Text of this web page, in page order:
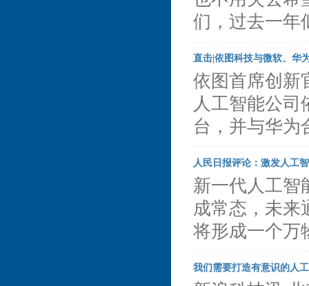
们，过去一年
直击|依图科技与微软、华
依图首席创新
人工智能公司
台，并与华为
人民日报评论：激发人工
新一代人工智
成常态，未来
将形成一个万
我们需要打造有意识的人